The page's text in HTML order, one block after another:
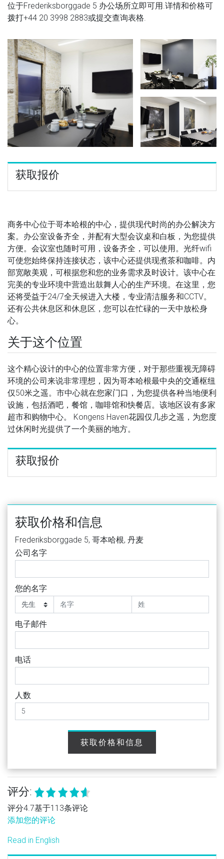
位于Frederiksborggade 5 办公场所立即可用.详情和价格可
拨打+44 20 3998 2883或提交查询表格.
获取报价
商务中心位于哥本哈根的中心，提供现代时尚的办公解决方
案。办公室设备齐全，并配有大型会议桌和白板，为您提供
方便。会议室也随时可用，设备齐全，可以使用。光纤wifi
可使您始终保持连接状态，该中心还提供现煮茶和咖啡。内
部宽敞美观，可根据您和您的业务需求及时设计。该中心在
完美的专业环境中营造出鼓舞人心的生产环境。在这里，您
还将受益于24/7全天候进入大楼，专业清洁服务和CCTV。
还有公共休息区和休息区，您可以在忙碌的一天中放松身
心。
关于这个位置
这个精心设计的中心的位置非常方便，对于那些重视无障碍
环境的公司来说非常理想，因为哥本哈根最中央的交通枢纽
仅50米之遥。市中心就在您家门口，为您提供各种当地便利
设施，包括酒吧，餐馆，咖啡馆和快餐店。该地区设有多家
超市和购物中心。 Kongens Haven花园仅几步之遥，为您度
过休闲时光提供了一个美丽的地方。
获取报价
获取价格和信息
Frederiksborggade 5, 哥本哈根, 丹麦
公司名字
您的名字
电子邮件
电话
人数
获取价格和信息
评分:
评分4.7基于113条评论
添加您的评论
Read in English